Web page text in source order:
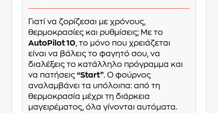
Γιατί να ζορίζεσαι με χρόνους,
θερμοκρασίες και ρυθμίσεις; Με το
AutoPilot 10, το μόνο που χρειάζεται
είναι να βάλεις το φαγητό σου, να
διαλέξεις το κατάλληλο πρόγραμμα και
να πατήσεις “Start”. Ο φούρνος
αναλαμβάνει τα υπόλοιπα: από τη
θερμοκρασία μέχρι τη διάρκεια
μαγειρέματος, όλα γίνονται αυτόματα.